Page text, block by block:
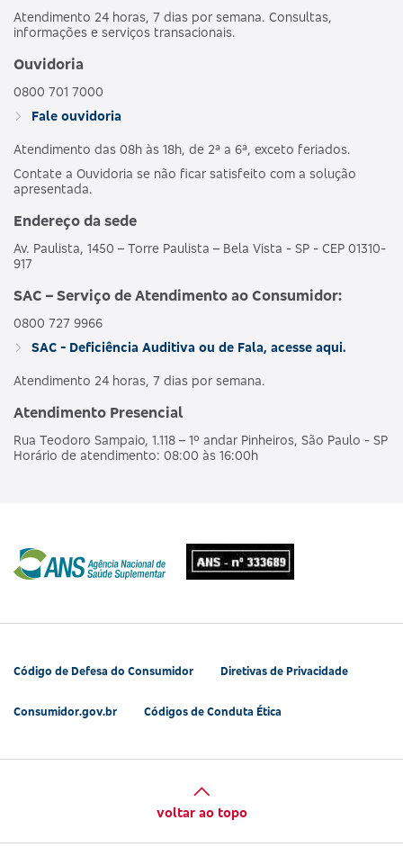
Atendimento 24 horas, 7 dias por semana. Consultas,
informações e serviços transacionais.
Ouvidoria
0800 701 7000
Fale ouvidoria
Atendimento das 08h às 18h, de 2ª a 6ª, exceto feriados.
Contate a Ouvidoria se não ficar satisfeito com a solução
apresentada.
Endereço da sede
Av. Paulista, 1450 – Torre Paulista – Bela Vista - SP - CEP 01310-
917
SAC – Serviço de Atendimento ao Consumidor:
0800 727 9966
SAC - Deficiência Auditiva ou de Fala, acesse aqui.
Atendimento 24 horas, 7 dias por semana.
Atendimento Presencial
Rua Teodoro Sampaio, 1.118 – 1º andar Pinheiros, São Paulo - SP
Horário de atendimento: 08:00 às 16:00h
Código de Defesa do Consumidor Diretivas de Privacidade
Consumidor.gov.br Códigos de Conduta Ética
voltar ao topo